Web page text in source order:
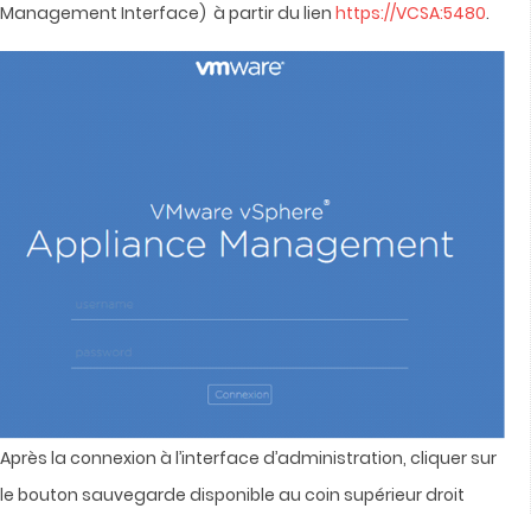
Management Interface) à partir du lien https://VCSA:5480.
Après la connexion à l’interface d’administration, cliquer sur
le bouton sauvegarde disponible au coin supérieur droit